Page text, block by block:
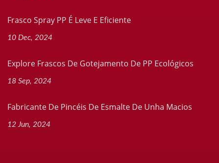
Frasco Spray PP É Leve E Eficiente
10 Dec, 2024
Explore Frascos De Gotejamento De PP Ecológicos
18 Sep, 2024
Fabricante De Pincéis De Esmalte De Unha Macios
12 Jun, 2024